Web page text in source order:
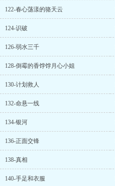
122-春心荡漾的骆天云
124-识破
126-弱水三千
128-倒霉的香饽饽月心小姐
130-计划救人
132-命悬一线
134-银河
136-正面交锋
138-真相
140-手足和衣服